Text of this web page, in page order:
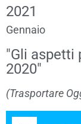
2021
Gennaio
"Gli aspetti
2020"
(Trasportare